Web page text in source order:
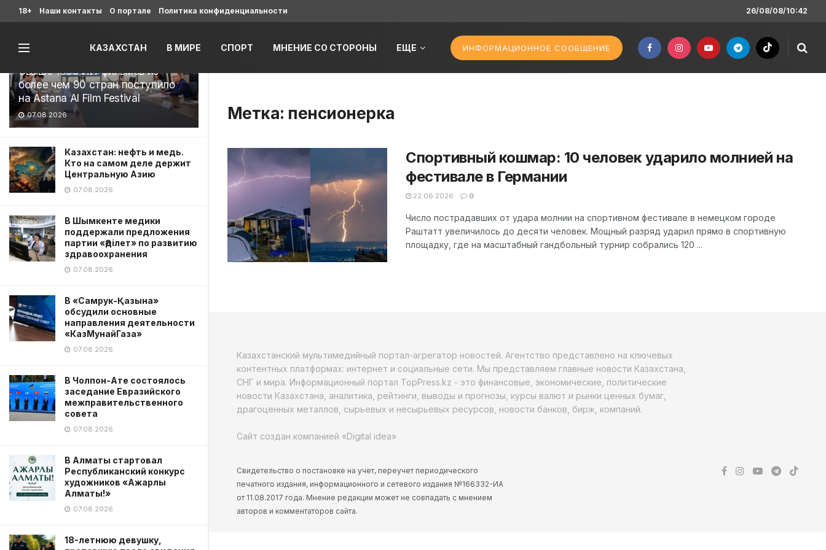
Последние
Свыше 1900 ИИ-фильмов из
более чем 90 стран поступило
на Astana AI Film Festival
07.08.2026
Казахстан: нефть и медь.
Кто на самом деле держит
Центральную Азию
07.08.2026
В Шымкенте медики
поддержали предложения
партии «Әділет» по развитию
здравоохранения
07.08.2026
В «Самрук-Қазына»
обсудили основные
направления деятельности
«КазМунайГаза»
07.08.2026
В Чолпон-Ате состоялось
заседание Евразийского
межправительственного
совета
07.08.2026
В Алматы стартовал
Республиканский конкурс
художников «Ажарлы
Алматы!»
07.08.2026
18-летнюю девушку,
18+ Наши контакты О портале Политика конфиденциальности 26/08/08/10:42
КАЗАХСТАН В МИРЕ СПОРТ МНЕНИЕ СО СТОРОНЫ ЕЩЕ ИНФОРМАЦИОННОЕ СООБЩЕНИЕ
Метка: пенсионерка
Спортивный кошмар: 10 человек ударило молнией на
фестивале в Германии
22.06.2026 0
Число пострадавших от удара молнии на спортивном фестивале в немецком городе
Раштатт увеличилось до десяти человек. Мощный разряд ударил прямо в спортивную
площадку, где на масштабный гандбольный турнир собрались 120 ...
Казахстанский мультимедийный портал-агрегатор новостей. Агентство представлено на ключевых
контентных платформах: интернет и социальные сети. Мы представляем главные новости Казахстана,
СНГ и мира. Информационный портал TopPress.kz - это финансовые, экономические, политические
новости Казахстана, аналитика, рейтинги, выводы и прогнозы, курсы валют и рынки ценных бумаг,
драгоценных металлов, сырьевых и несырьевых ресурсов, новости банков, бирж, компаний.
Сайт создан компанией «Digital idea»
Свидетельство о постановке на учет, переучет периодического
печатного издания, информационного и сетевого издания №166332-ИА
от 11.08.2017 года. Мнение редакции может не совпадать с мнением
авторов и комментаторов сайта.